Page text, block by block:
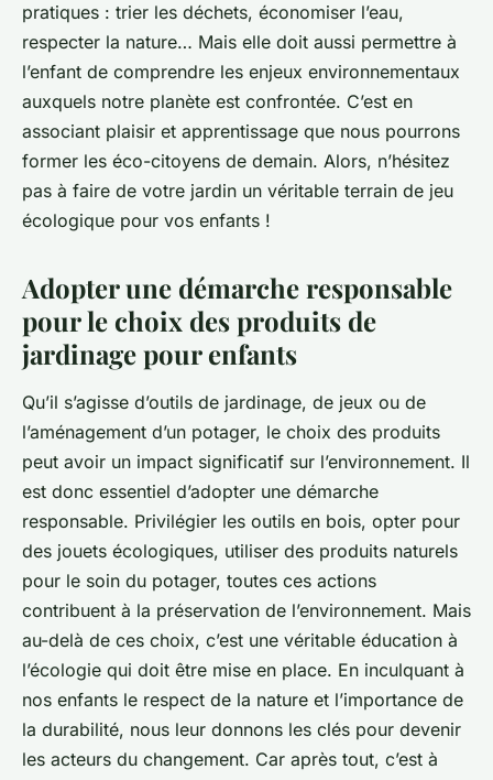
pratiques : trier les déchets, économiser l’eau,
respecter la nature… Mais elle doit aussi permettre à
l’enfant de comprendre les enjeux environnementaux
auxquels notre planète est confrontée. C’est en
associant plaisir et apprentissage que nous pourrons
former les éco-citoyens de demain. Alors, n’hésitez
pas à faire de votre jardin un véritable terrain de jeu
écologique pour vos enfants !
Adopter une démarche responsable
pour le choix des produits de
jardinage pour enfants
Qu’il s’agisse d’outils de jardinage, de jeux ou de
l’aménagement d’un potager, le choix des produits
peut avoir un impact significatif sur l’environnement. Il
est donc essentiel d’adopter une démarche
responsable. Privilégier les outils en bois, opter pour
des jouets écologiques, utiliser des produits naturels
pour le soin du potager, toutes ces actions
contribuent à la préservation de l’environnement. Mais
au-delà de ces choix, c’est une véritable éducation à
l’écologie qui doit être mise en place. En inculquant à
nos enfants le respect de la nature et l’importance de
la durabilité, nous leur donnons les clés pour devenir
les acteurs du changement. Car après tout, c’est à